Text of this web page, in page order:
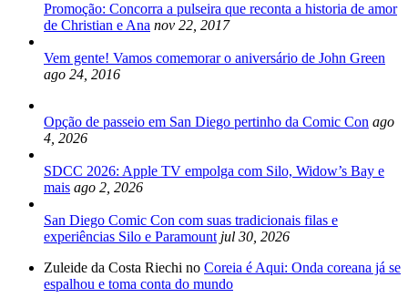
Promoção: Concorra a pulseira que reconta a historia de amor
de Christian e Ana nov 22, 2017
Vem gente! Vamos comemorar o aniversário de John Green
ago 24, 2016
Opção de passeio em San Diego pertinho da Comic Con ago
4, 2026
SDCC 2026: Apple TV empolga com Silo, Widow’s Bay e
mais ago 2, 2026
San Diego Comic Con com suas tradicionais filas e
experiências Silo e Paramount jul 30, 2026
Zuleide da Costa Riechi no Coreia é Aqui: Onda coreana já se
espalhou e toma conta do mundo